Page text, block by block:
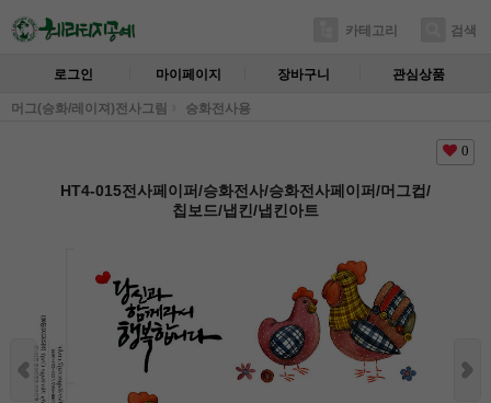
카테고리 검색
로그인 마이페이지 장바구니 관심상품
머그(승화/레이져)전사그림 승화전사용
0
HT4-015전사페이퍼/승화전사/승화전사페이퍼/머그컵/
칩보드/냅킨/냅킨아트